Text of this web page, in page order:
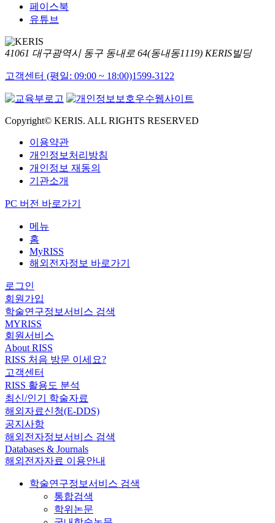
페이스북
유튜브
41061 대구광역시 동구 동내로 64(동내동1119) KERIS빌딩
고객센터 (평일: 09:00 ~ 18:00)1599-3122
Copyright© KERIS. ALL RIGHTS RESERVED
이용약관
개인정보처리방침
개인정보 재동의
기관소개
PC 버전 바로가기
메뉴
홈
MyRISS
해외전자정보 바로가기
로그인
회원가입
학술연구정보서비스 검색
MYRISS
회원서비스
About RISS
RISS 처음 방문 이세요?
고객센터
RISS 활용도 분석
최신/인기 학술자료
해외자료신청(E-DDS)
공지사항
해외전자정보서비스 검색
Databases & Journals
해외전자자료 이용안내
학술연구정보서비스 검색
통합검색
학위논문